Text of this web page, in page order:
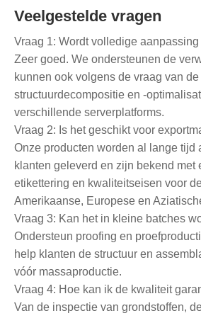
Veelgestelde vragen
Vraag 1: Wordt volledige
Zeer goed. We ondersteunen de
kunnen ook volgens de vraag van
structuurdecompositie en -
verschillende serverplatforms.
Vraag 2: Is het geschikt voor
Onze producten worden al lange tijd
klanten geleverd en zijn bekend met
etikettering en kwaliteitseisen voor
Amerikaanse, Europese en
Vraag 3: Kan het in kleine batches
Ondersteun proofing en
help klanten de structuur en
vóór massaproductie.
Vraag 4: Hoe kan ik de kwaliteit
Van de inspectie van grondstoffen,